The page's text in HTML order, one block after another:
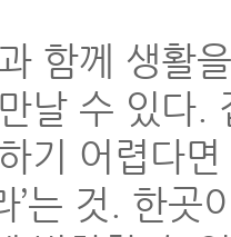
함께 생활
날 수 있다.
기 어렵다
’는 것. 한곳